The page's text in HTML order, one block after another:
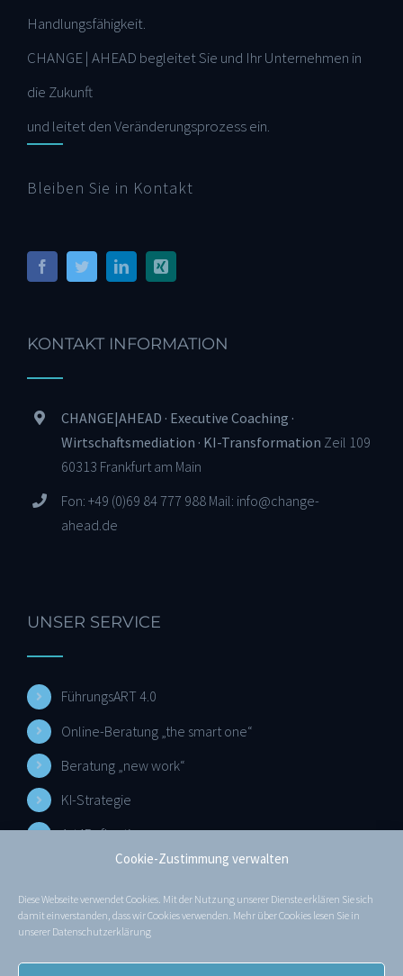
Cookie-Zustimmung verwalten
Diese Webseite verwendet Cookies. Mit der Nutzung unserer Dienste erklären Sie sich
damit einverstanden, dass wir Cookies verwenden. Mehr über Cookies lesen Sie in
unserer Datenschutzerklärung
Handlungsfähigkeit.
CHANGE | AHEAD begleitet Sie und Ihr Unternehmen in
die Zukunft
und leitet den Veränderungsprozess ein.
Bleiben Sie in Kontakt
KONTAKT INFORMATION
CHANGE|AHEAD · Executive Coaching ·
Wirtschaftsmediation · KI-Transformation Zeil 109
60313 Frankfurt am Main
Fon: +49 (0)69 84 777 988 Mail: info@change-
ahead.de
UNSER SERVICE
FührungsART 4.0
Online-Beratung „the smart one“
Beratung „new work“
KI-Strategie
Art4Reflection
MEHR ERFAHREN